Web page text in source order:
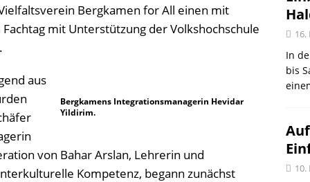
Bergkamen for All einen mit
mit Unterstützung der Volkshochschule
Bergkamens Integrationsmanagerin Hevidar
Yildirim.
aus
von Bahar Arslan, Lehrerin und
Kompetenz, begann zunächst
In
bis